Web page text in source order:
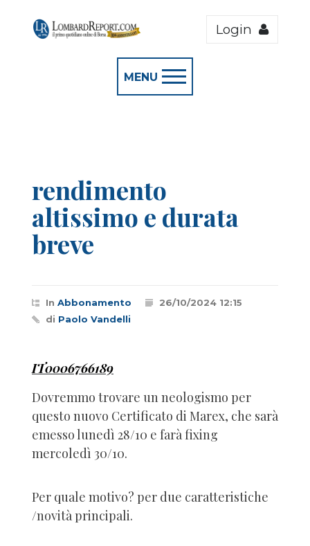
Login
MENU
rendimento
altissimo e durata
breve
In Abbonamento
26/10/2024 12:15
di Paolo Vandelli
IT0006766189
Dovremmo trovare un neologismo per
questo nuovo Certificato di Marex, che sarà
emesso lunedì 28/10 e farà fixing
mercoledì 30/10.
Per quale motivo? per due caratteristiche
/novità principali.